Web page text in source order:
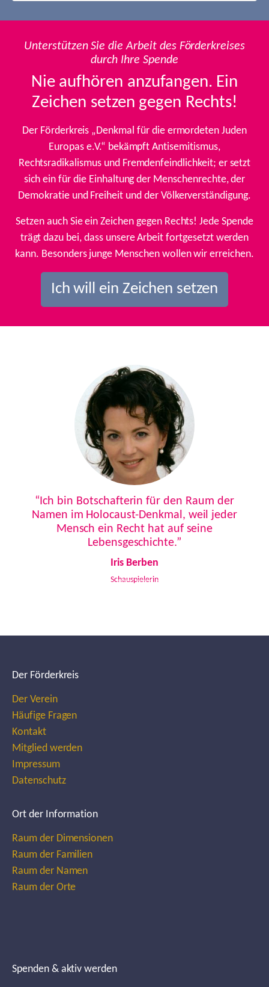
Unterstützen Sie die Arbeit des Förderkreises
durch Ihre Spende
Nie aufhören anzufangen. Ein
Zeichen setzen gegen Rechts!
Der Förderkreis „Denkmal für die ermordeten Juden
Europas e.V.“ bekämpft Antisemitismus,
Rechtsradikalismus und Fremdenfeindlichkeit; er setzt
sich ein für die Einhaltung der Menschenrechte, der
Demokratie und Freiheit und der Völkerverständigung.
Setzen auch Sie ein Zeichen gegen Rechts! Jede Spende
trägt dazu bei, dass unsere Arbeit fortgesetzt werden
kann. Besonders junge Menschen wollen wir erreichen.
Ich will ein Zeichen setzen
“Ich bin Botschafterin für den Raum der
Namen im Holocaust-Denkmal, weil jeder
Mensch ein Recht hat auf seine
Lebensgeschichte.”
Iris Berben
Schauspielerin
Der Förderkreis
Der Verein
Häufige Fragen
Kontakt
Mitglied werden
Impressum
Datenschutz
Ort der Information
Raum der Dimensionen
Raum der Familien
Raum der Namen
Raum der Orte
Spenden & aktiv werden